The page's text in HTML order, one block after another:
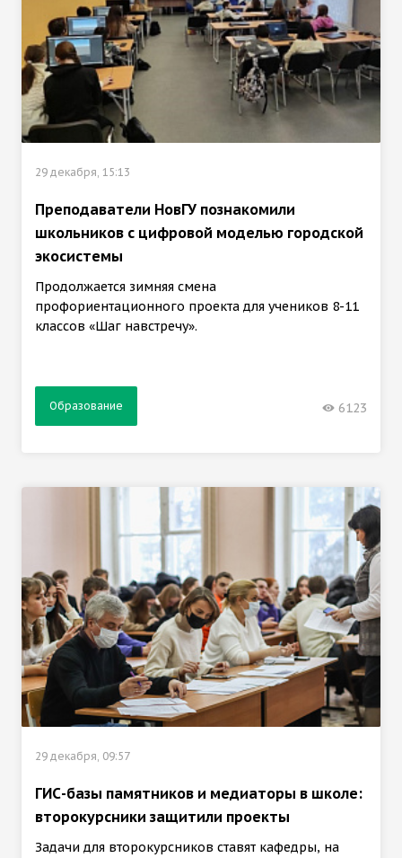
29 декабря, 15:13
Преподаватели НовГУ познакомили
школьников с цифровой моделью городской
экосистемы
Продолжается зимняя смена
профориентационного проекта для учеников 8-11
классов «Шаг навстречу».
Образование 6123
29 декабря, 09:57
ГИС-базы памятников и медиаторы в школе:
второкурсники защитили проекты
Задачи для второкурсников ставят кафедры, на